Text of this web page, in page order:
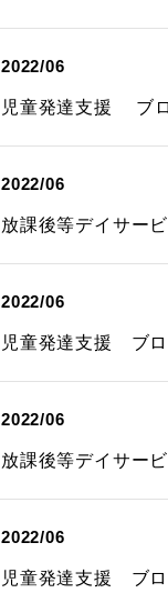
2022/06
児童発達支援 ブ
2022/06
放課後等デイサー
2022/06
児童発達支援 ブロ
2022/06
放課後等デイサー
2022/06
児童発達支援 ブロ